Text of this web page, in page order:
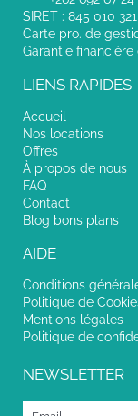
SIRET : 845 010
Carte pro. de
Garantie
LIENS RAPIDES
Accueil
Nos locations
Offres
À propos de nous
FAQ
Contact
Blog bons plans
AIDE
Conditions
Politique de
Mentions légales
Politique de
NEWSLETTER